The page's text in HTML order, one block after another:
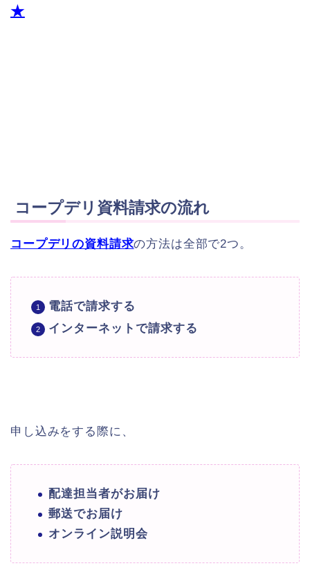
★
コープデリ資料請求の流れ
コープデリの資料請求の方法は全部で2つ。
電話で請求する
インターネットで請求する
申し込みをする際に、
配達担当者がお届け
郵送でお届け
オンライン説明会